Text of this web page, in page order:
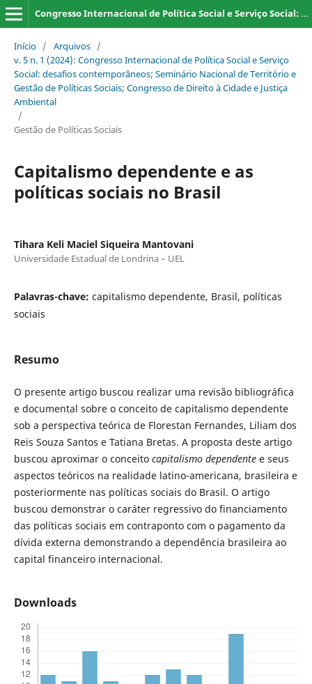
Congresso Internacional de Política Social e Serviço Social: desafios contemporâneos; Seminário Nacional de Território e Gestão de Políticas Sociais; Congresso de Direito à Cidade e Justiça Ambiental
Início / Arquivos /
v. 5 n. 1 (2024): Congresso Internacional de Política Social e Serviço
Social: desafios contemporâneos; Seminário Nacional de Território e
Gestão de Políticas Sociais; Congresso de Direito à Cidade e Justiça
Ambiental
/
Gestão de Políticas Sociais
Capitalismo dependente e as
políticas sociais no Brasil
Tihara Keli Maciel Siqueira Mantovani
Universidade Estadual de Londrina – UEL
Palavras-chave: capitalismo dependente, Brasil, políticas
sociais
Resumo
O presente artigo buscou realizar uma revisão bibliográfica
e documental sobre o conceito de capitalismo dependente
sob a perspectiva teórica de Florestan Fernandes, Liliam dos
Reis Souza Santos e Tatiana Bretas. A proposta deste artigo
buscou aproximar o conceito capitalismo dependentee seus
aspectos teóricos na realidade latino-americana, brasileira e
posteriormente nas políticas sociais do Brasil. O artigo
buscou demonstrar o caráter regressivo do financiamento
das políticas sociais em contraponto com o pagamento da
dívida externa demonstrando a dependência brasileira ao
capital financeiro internacional.
Downloads